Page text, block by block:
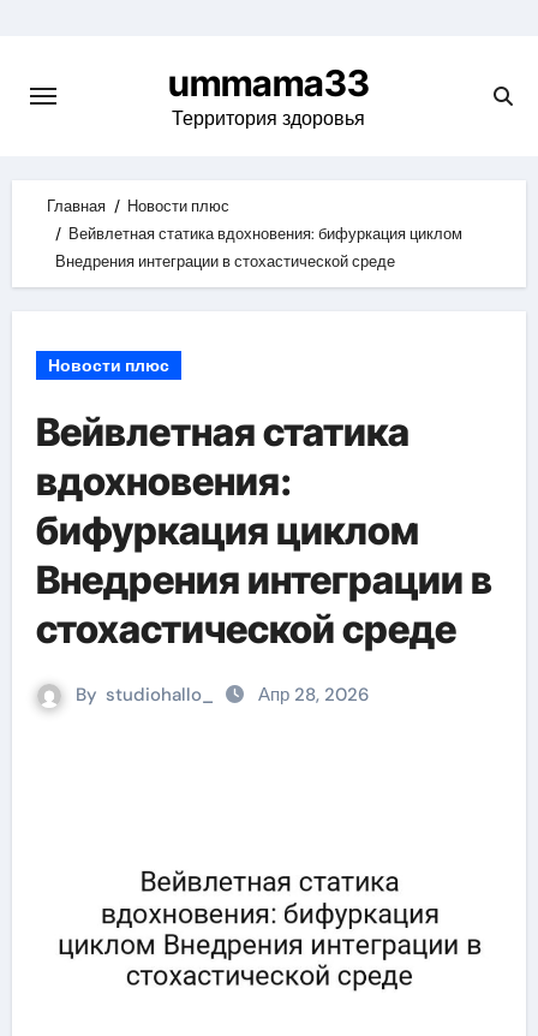
content
ummama33
Территория здоровья
Главная
Новости плюс
Вейвлетная статика вдохновения: бифуркация циклом
Внедрения интеграции в стохастической среде
Новости плюс
Вейвлетная статика
вдохновения:
бифуркация циклом
Внедрения интеграции в
стохастической среде
By studiohallo_ Апр 28, 2026